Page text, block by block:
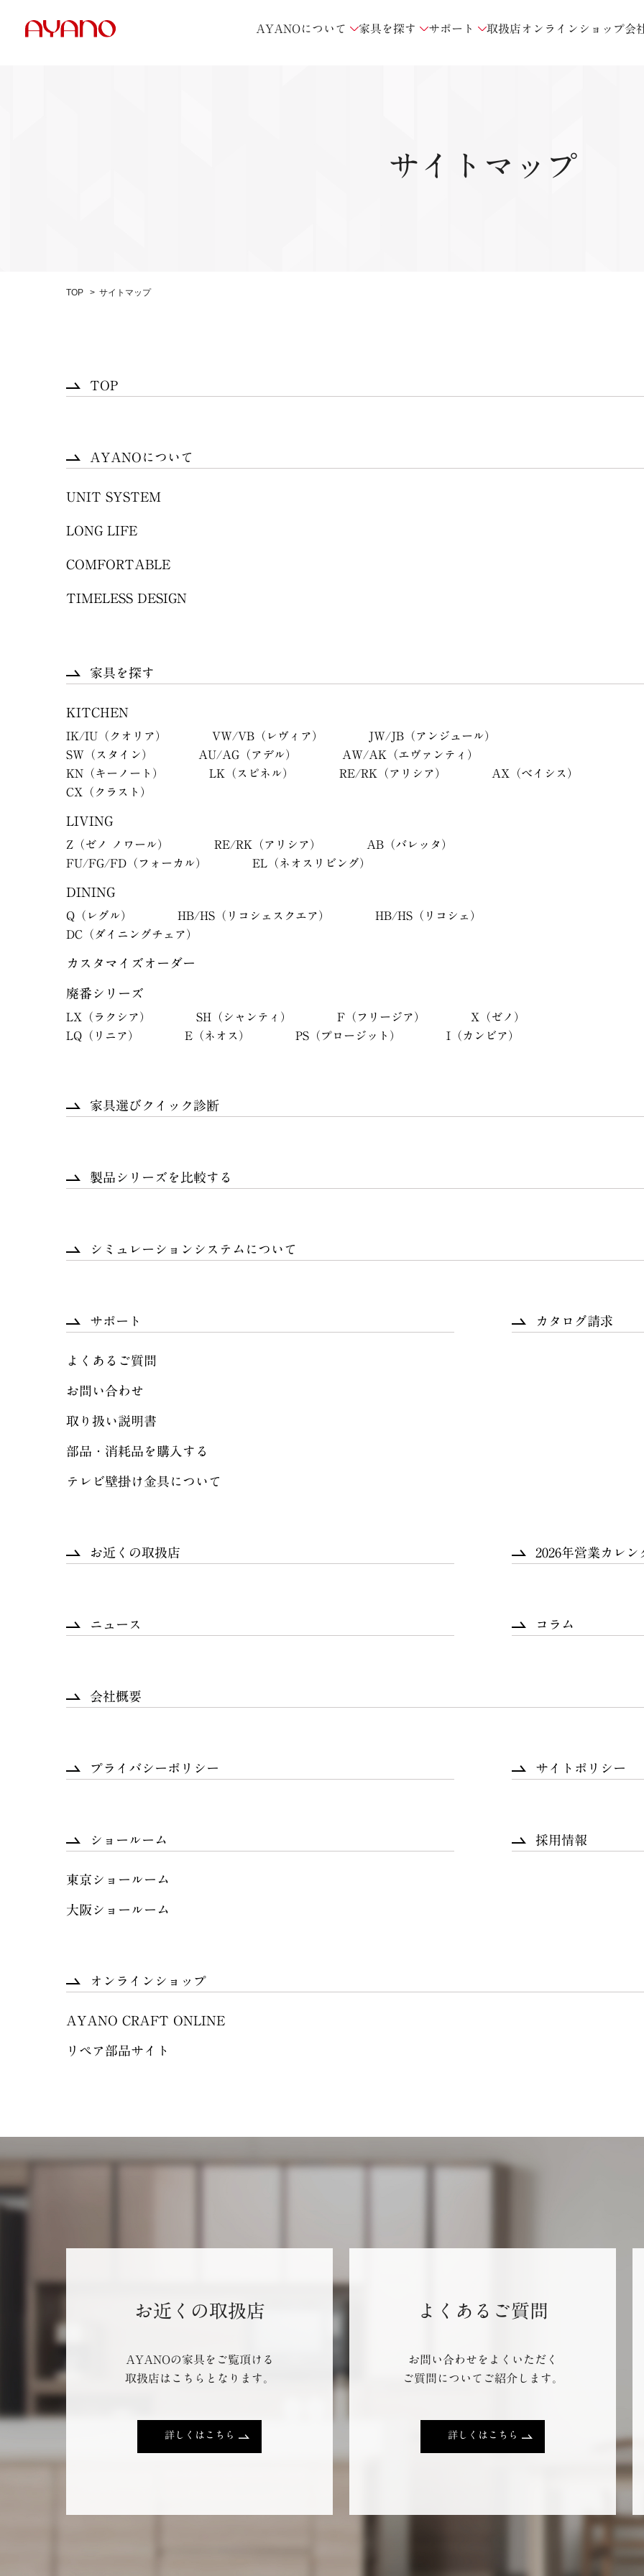
AYANOについて 家具を探す サポート 取扱店 オンラインショップ会
サイトマップ
TOP サイトマップ
TOP
AYANOについて
UNIT SYSTEM
LONG LIFE
COMFORTABLE
TIMELESS DESIGN
家具を探す
KITCHEN
IK/IU（クオリア） VW/VB（レヴィア）
JW/JB（アンジュール）
SW（スタイン）
AU/AG（アデル）
AW/AK（エヴァンティ）
KN（キーノート）
LK（スピネル） RE/RK（アリシア）
AX（ベイシス）
CX（クラスト）
LIVING
Z（ゼノ ノワール） RE/RK（アリシア）
AB（バレッタ）
FU/FG/FD（フォーカル）
EL（ネオスリビング）
DINING
Q（レグル） HB/HS（リコシェスクエア）
HB/HS（リコシェ）
DC（ダイニングチェア）
カスタマイズオーダー
廃番シリーズ
LX（ラクシア） SH（シャンティ） F（フリージア）
X（ゼノ）
LQ（リニア）
E（ネオス） PS（プロージット） I（カンビア）
家具選びクイック診断
製品シリーズを比較する
シミュレーションシステムについて
サポート
よくあるご質問
お問い合わせ
取り扱い説明書
部品・消耗品を購入する
テレビ壁掛け金具について
カタログ請求
お近くの取扱店 2026年営業カレン
ニュース コラム
会社概要
プライバシーポリシー サイトポリシー
ショールーム
東京ショールーム
大阪ショールーム
採用情報
オンラインショップ
AYANO CRAFT ONLINE
リペア部品サイト
お近くの取扱店
AYANOの家具をご覧頂ける
取扱店はこちらとなります。
詳しくはこちら
よくあるご質問
お問い合わせをよくいただく
ご質問についてご紹介します。
詳しくはこちら